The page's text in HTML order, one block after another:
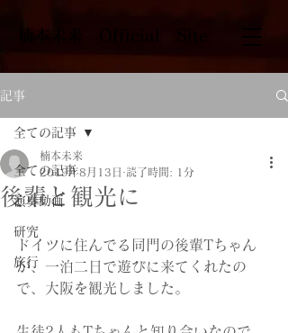
​楠本未来 Official Site
記事
全ての記事
演奏動画
研究
旅行
全ての記事
後輩と観光に
楠本未来
2019年8月13日
読了時間: 1分
ドイツに住んでる同門の後輩Tちゃん
が、一泊二日で遊びに来てくれたの
で、大阪を観光しました。